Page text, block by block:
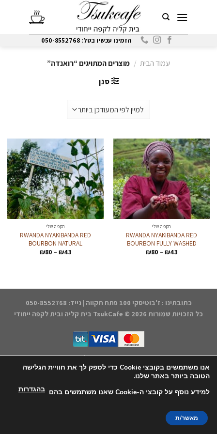
הזמינו עכשיו בטל: 050-8552768
עמוד הבית / מוצרים המתויגים “רואנדה”
סנן
הקפה שלי
RWANDA NYAKIBANDA RED
BOURBON FULLY WASHED
₪43
–
₪80 טווח
הקפה שלי
RWANDA NYAKIBANDA RED
BOURBON NATURAL
₪43
–
₪80 טווח
כתובתינו : ז'בוטיסקי 100 פתח תקווה | נייד: 050-8552768
כל הזכויות שמורות 2026 ©
TsukCafe בית קליה ובית לקפה ייחודי
דף הבית התחברות/הרשמה החנות הקפה שלנו אודותינו
הצהרת נגישות
תקנון האתר
יצירת קשר
עיצוב אחסון ותחזוקה - קובי משיח Msite
אנו משתמשים בקובצי Cookie כדי לספק לך את חוויית הגלישה
הטובה ביותר באתר שלנו.
למידע נוסף על קובצי ה-Cookie שאנו משתמשים בהם
בהגדרות
מאשר/ת